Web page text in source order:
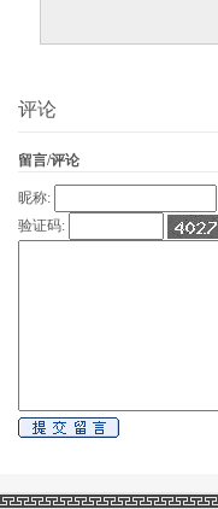
评论
留言/评论
昵称:
验证码: